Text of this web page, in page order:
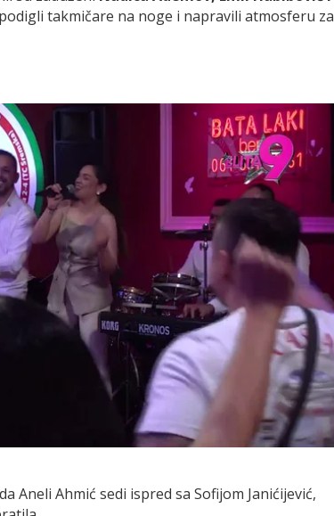
takmičare na noge i napravili atmosferu za
Aneli Ahmić sedi ispred sa Sofijom Janićijević,